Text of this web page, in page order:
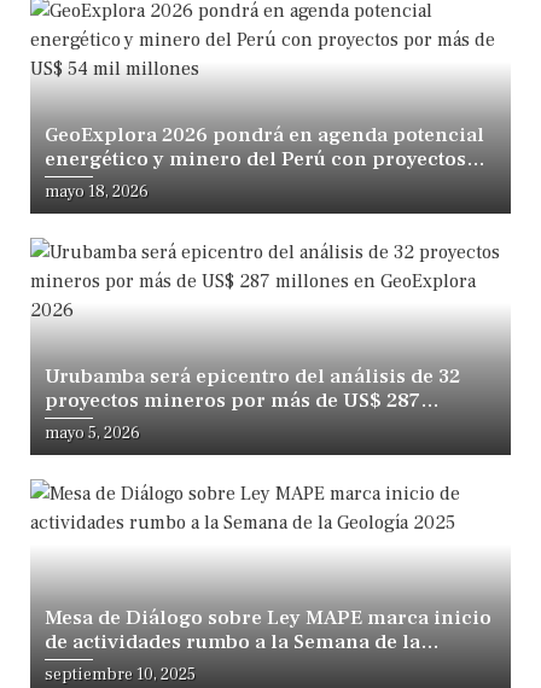
GeoExplora 2026 pondrá en agenda potencial
energético y minero del Perú con proyectos
por más de US$ 54 mil millones
mayo 18, 2026
Urubamba será epicentro del análisis de 32
proyectos mineros por más de US$ 287
millones en GeoExplora 2026
mayo 5, 2026
Mesa de Diálogo sobre Ley MAPE marca inicio
de actividades rumbo a la Semana de la
Geología 2025
septiembre 10, 2025